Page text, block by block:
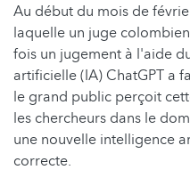
Au début du mois de
laquelle un juge
fois un jugement à l'aide
artificielle (IA) ChatGPT a
le grand public perçoit
les chercheurs dans le
une nouvelle intelligence
correcte.